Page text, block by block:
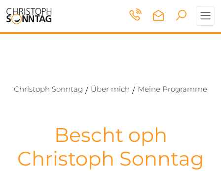
Christoph Sonntag / Über mich / Meine Programme
Bescht oph
Christoph Sonntag